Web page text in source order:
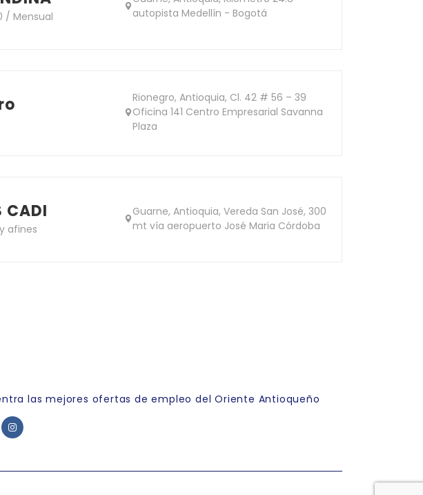
/ Mensual
autopista Medellín - Bogotá
Rionegro, Antioquia, Cl. 42 # 56 – 39
Oficina 141 Centro Empresarial Savanna
Plaza
CADI
afines
Guarne, Antioquia, Vereda San José, 300
mt vía aeropuerto José Maria Córdoba
las mejores ofertas de empleo del Oriente Antioqueño